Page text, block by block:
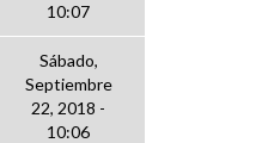
10:07
Sábado,
Septiembre
22, 2018 -
10:06